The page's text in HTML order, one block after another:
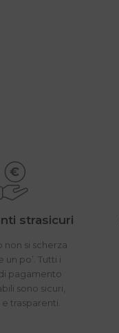
strasicuri
non si scherza
un po’. Tutti i
pagamento
sono sicuri,
trasparenti.